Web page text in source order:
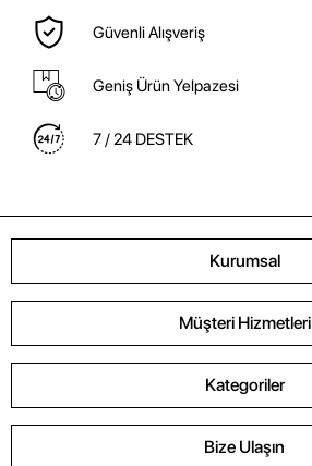
Güvenli Alışveriş
Geniş Ürün Yelpazesi
7 / 24 DESTEK
Kurumsal
Müşteri Hizmetleri
Kategoriler
Bize Ulaşın